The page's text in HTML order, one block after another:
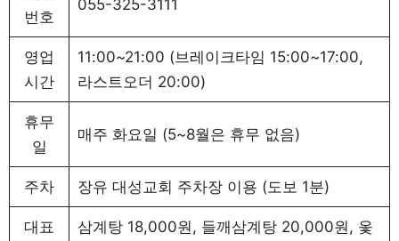
번호
055-325-3111
영업
시간
11:00~21:00 (브레이크타임 15:00~17:00,
라스트오더 20:00)
휴무
일
매주 화요일 (5~8월은 휴무 없음)
주차 장유 대성교회 주차장 이용 (도보 1분)
대표
삼계탕 18,000원, 들깨삼계탕 20,000원, 옻